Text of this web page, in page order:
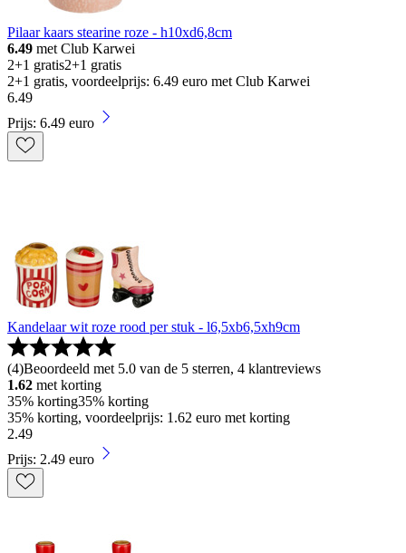
Pilaar kaars stearine roze - h10xd6,8cm
6.49 met Club Karwei
2+1 gratis2+1 gratis
2+1 gratis, voordeelprijs: 6.49 euro met Club Karwei
6.49
Prijs: 6.49 euro
Kandelaar wit roze rood per stuk - l6,5xb6,5xh9cm
(4)Beoordeeld met 5.0 van de 5 sterren, 4 klantreviews
1.62 met korting
35% korting35% korting
35% korting, voordeelprijs: 1.62 euro met korting
2.49
Prijs: 2.49 euro